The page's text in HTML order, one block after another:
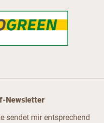
Newsletter
sendet mir entsprechend